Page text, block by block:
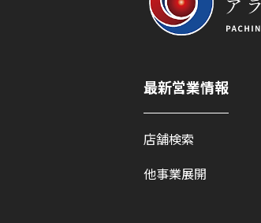
最新営業情報
店舗検索
他事業展開